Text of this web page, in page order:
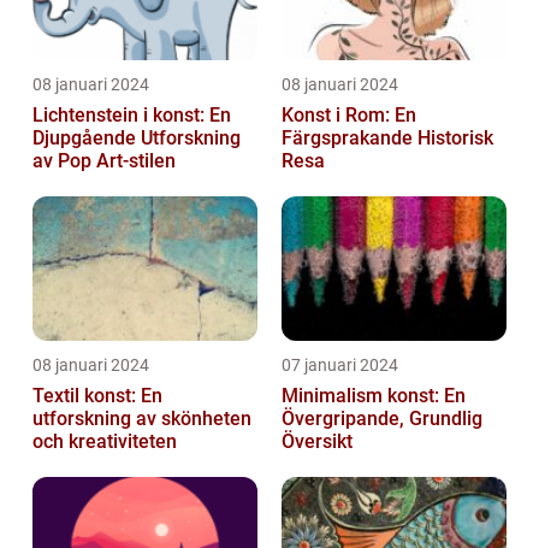
08 januari 2024
Lichtenstein i konst: En
Djupgående Utforskning
av Pop Art-stilen
08 januari 2024
Konst i Rom: En
Färgsprakande Historisk
Resa
08 januari 2024
Textil konst: En
utforskning av skönheten
och kreativiteten
07 januari 2024
Minimalism konst: En
Övergripande, Grundlig
Översikt